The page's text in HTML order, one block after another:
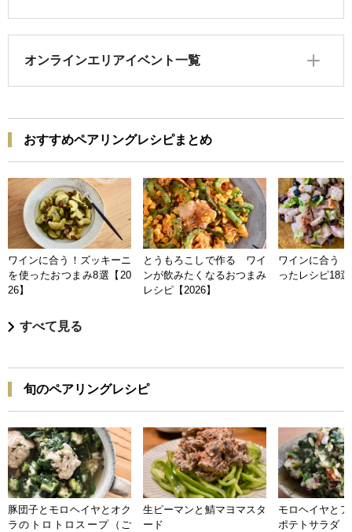
オンラインエリアイベント一覧
おすすめペアリングレシピまとめ
ワインに合う！ズッキーニ
を使ったおつまみ8選【20
26】
とうもろこしで作る ワイ
ンが飲みたくなるおつまみ
レシピ【2026】
ワインに合う
ったレシピ18
すべて見る
旬のペアリングレシピ
豚団子とモロヘイヤとオク
ラのトロトロスープ（ご
生ピーマンと鯖マヨマスタ
ード
モロヘイヤと
ポテトサラダ